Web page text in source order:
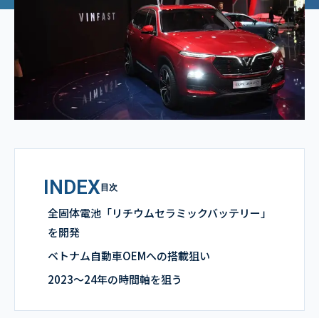
INDEX目次
全固体電池「リチウムセラミックバッテリー」
を開発
ベトナム自動車OEMへの搭載狙い
2023～24年の時間軸を狙う